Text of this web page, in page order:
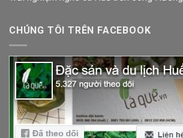
CHÚNG TÔI TRÊN FACEBOOK